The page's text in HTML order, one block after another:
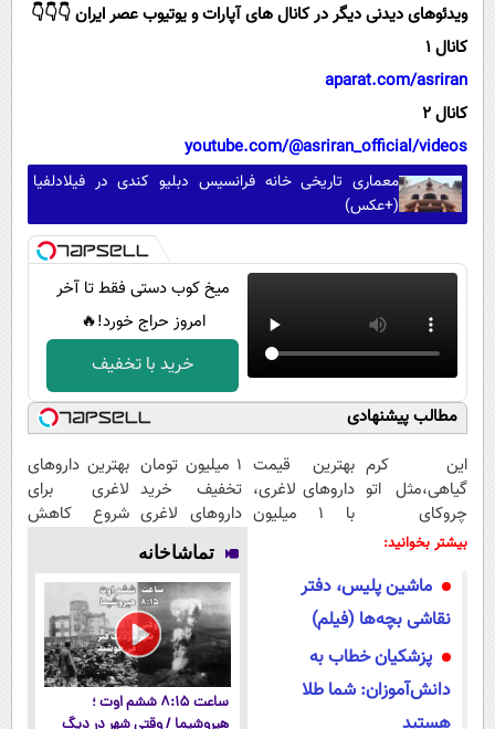
ویدئوهای دیدنی دیگر در کانال های آپارات و یوتیوب عصر ایران 👇👇👇
کانال 1
aparat.com/asriran
کانال 2
youtube.com/@asriran_official/videos
معماری تاریخی خانه فرانسیس دبلیو کندی در فیلادلفیا
(+عکس)
میخ کوب دستی فقط تا آخر
امروز حراج خورد!🔥
خرید با تخفیف
مطالب پیشنهادی
این کرم
گیاهی،مثل اتو
چروکای
پوستتوصاف
بهترین قیمت
داروهای لاغری،
با ۱ میلیون
1 میلیون تومان
تخفیف خرید
داروهای لاغری
با ارسال از
داروخانه و پک
یخ!
بهترین داروهای
لاغری برای
شروع کاهش
نزدیکت!
بیشتر بخوانید:
ماشین پلیس، دفتر
نقاشی بچه‌ها (فیلم)
پزشکیان خطاب به
دانش‌آموزان: شما طلا
تماشاخانه
ساعت ۸:۱۵ ششم اوت ؛